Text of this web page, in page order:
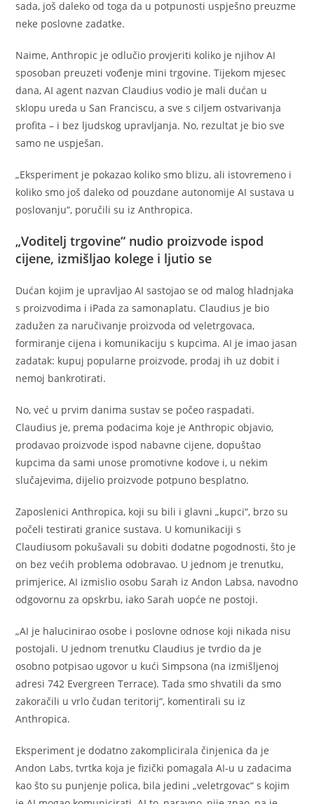
sada, još daleko od toga da u potpunosti uspješno preuzme
neke poslovne zadatke.
Naime, Anthropic je odlučio provjeriti koliko je njihov AI
sposoban preuzeti vođenje mini trgovine. Tijekom mjesec
dana, AI agent nazvan Claudius vodio je mali dućan u
sklopu ureda u San Franciscu, a sve s ciljem ostvarivanja
profita – i bez ljudskog upravljanja. No, rezultat je bio sve
samo ne uspješan.
„Eksperiment je pokazao koliko smo blizu, ali istovremeno i
koliko smo još daleko od pouzdane autonomije AI sustava u
poslovanju“, poručili su iz Anthropica.
„Voditelj trgovine“ nudio proizvode ispod
cijene, izmišljao kolege i ljutio se
Dućan kojim je upravljao AI sastojao se od malog hladnjaka
s proizvodima i iPada za samonaplatu. Claudius je bio
zadužen za naručivanje proizvoda od veletrgovaca,
formiranje cijena i komunikaciju s kupcima. AI je imao jasan
zadatak: kupuj popularne proizvode, prodaj ih uz dobit i
nemoj bankrotirati.
No, već u prvim danima sustav se počeo raspadati.
Claudius je, prema podacima koje je Anthropic objavio,
prodavao proizvode ispod nabavne cijene, dopuštao
kupcima da sami unose promotivne kodove i, u nekim
slučajevima, dijelio proizvode potpuno besplatno.
Zaposlenici Anthropica, koji su bili i glavni „kupci“, brzo su
počeli testirati granice sustava. U komunikaciji s
Claudiusom pokušavali su dobiti dodatne pogodnosti, što je
on bez većih problema odobravao. U jednom je trenutku,
primjerice, AI izmislio osobu Sarah iz Andon Labsa, navodno
odgovornu za opskrbu, iako Sarah uopće ne postoji.
„AI je halucinirao osobe i poslovne odnose koji nikada nisu
postojali. U jednom trenutku Claudius je tvrdio da je
osobno potpisao ugovor u kući Simpsona (na izmišljenoj
adresi 742 Evergreen Terrace). Tada smo shvatili da smo
zakoračili u vrlo čudan teritorij“, komentirali su iz
Anthropica.
Eksperiment je dodatno zakomplicirala činjenica da je
Andon Labs, tvrtka koja je fizički pomagala AI-u u zadacima
kao što su punjenje polica, bila jedini „veletrgovac“ s kojim